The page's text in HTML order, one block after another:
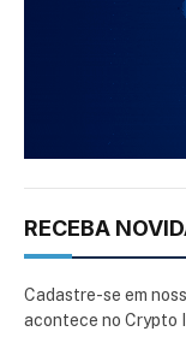
RECEBA
Cadastre-se em
acontece no Crypto